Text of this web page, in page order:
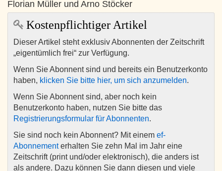
Florian Müller und Arno Stöcker
Kostenpflichtiger Artikel
Dieser Artikel steht exklusiv Abonnenten der Zeitschrift
„eigentümlich frei“ zur Verfügung.
Wenn Sie Abonnent sind und bereits ein Benutzerkonto
haben, klicken Sie bitte hier, um sich anzumelden.
Wenn Sie Abonnent sind, aber noch kein
Benutzerkonto haben, nutzen Sie bitte das
Registrierungsformular für Abonnenten.
Sie sind noch kein Abonnent? Mit einem ef-
Abonnementerhalten Sie zehn Mal im Jahr eine
Zeitschrift (print und/oder elektronisch), die anders ist
als andere. Dazu können Sie dann diesen und viele